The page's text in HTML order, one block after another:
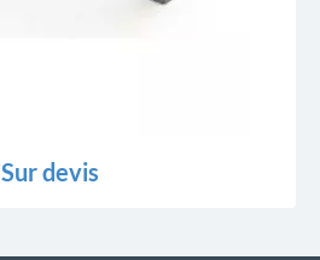
Sur devis